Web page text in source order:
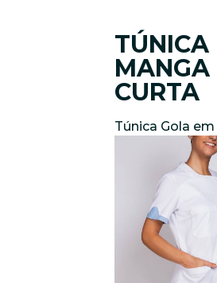
TÚNICA
MANGA
CURTA
Túnica Gola em